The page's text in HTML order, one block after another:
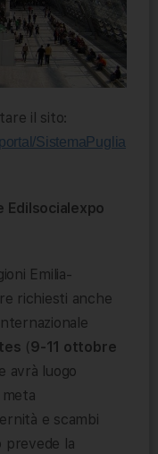
il sito:
SistemaPuglia
Edilsocialexpo
Emilia-
richiesti anche
(9-11 ottobre
avrà luogo
e scambi
prevede la